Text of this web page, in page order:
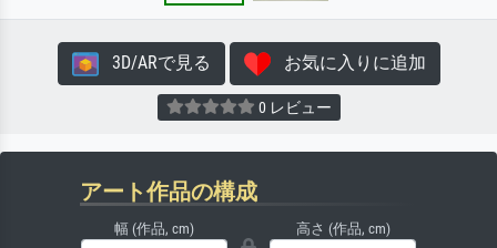
3D/ARで見る お気に入りに追加
0 レビュー
アート作品の構成
幅 (作品, cm) 高さ (作品, cm)